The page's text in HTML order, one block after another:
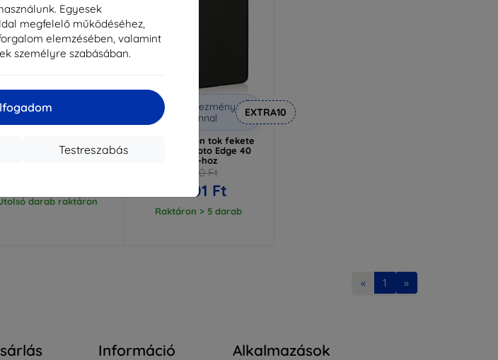
Egyesek
megfelelő működéséhez,
elemzésében, valamint
személyre szabásában.
Testreszabás
Kedvezmény
Edge 40 Neo arany
darab raktáron
-10%
Kedvezmény
kuponnal
EXTRA10
Beline szilikon tok fekete
Motorola Moto Edge 40
Neo-hoz
2 890 Ft
2 601 Ft
Raktáron > 5 darab
« 1 »
Információ Alkalmazások